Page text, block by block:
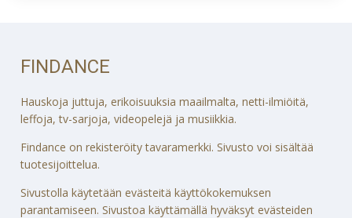
FINDANCE
Hauskoja juttuja, erikoisuuksia maailmalta, netti-ilmiöitä,
leffoja, tv-sarjoja, videopelejä ja musiikkia.
Findance on rekisteröity tavaramerkki. Sivusto voi sisältää
tuotesijoittelua.
Sivustolla käytetään evästeitä käyttökokemuksen
parantamiseen. Sivustoa käyttämällä hyväksyt evästeiden